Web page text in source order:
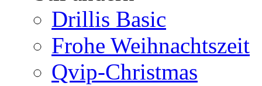
Drillis Basic
Frohe Weihnachtszeit
Qvip-Christmas